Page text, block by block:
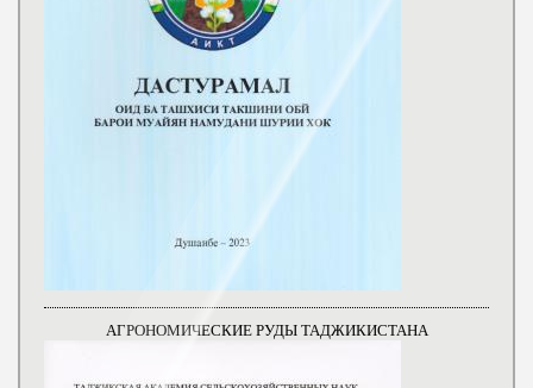
АГРОНОМИЧЕСКИЕ РУДЫ ТАДЖИКИСТАНА